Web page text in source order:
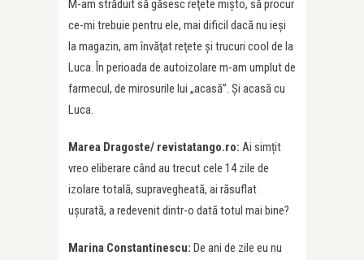
M-am străduit să găsesc reţete mişto, să procur
ce-mi trebuie pentru ele, mai dificil dacă nu ieşi
la magazin, am învăţat reţete şi trucuri cool de la
Luca. În perioada de autoizolare m-am umplut de
farmecul, de mirosurile lui „acasă”. Şi acasă cu
Luca.
Marea Dragoste/ revistatango.ro: Ai simțit
vreo eliberare când au trecut cele 14 zile de
izolare totală, supravegheată, ai răsuflat
ușurată, a redevenit dintr-o dată totul mai bine?
Marina Constantinescu: De ani de zile eu nu